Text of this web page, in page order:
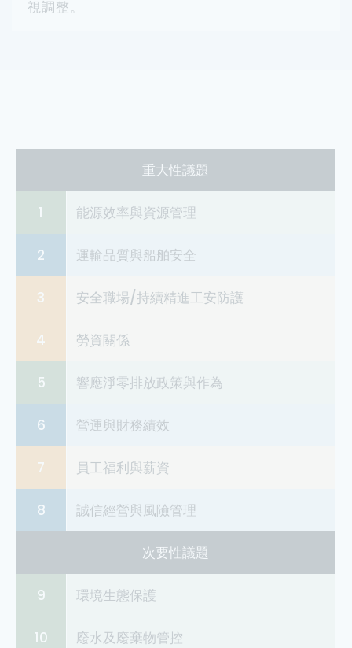
視調整。
重大性議題
1 能源效率與資源管理
2 運輸品質與船舶安全
3 安全職場/持續精進工安防護
4 勞資關係
5 響應淨零排放政策與作為
6 營運與財務績效
7 員工福利與薪資
8 誠信經營與風險管理
次要性議題
9 環境生態保護
10 廢水及廢棄物管控